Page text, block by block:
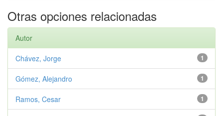
Otras opciones relacionadas
Autor
1
Chávez, Jorge
1
Gómez, Alejandro
1
Ramos, Cesar